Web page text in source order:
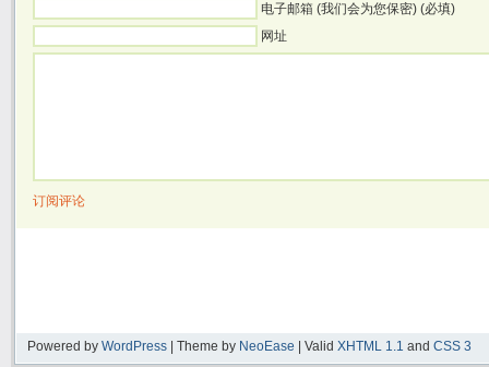
电子邮箱 (我们会为您保密) (必填)
网址
订阅评论
Powered by WordPress | Theme by NeoEase | Valid XHTML 1.1 and CSS 3